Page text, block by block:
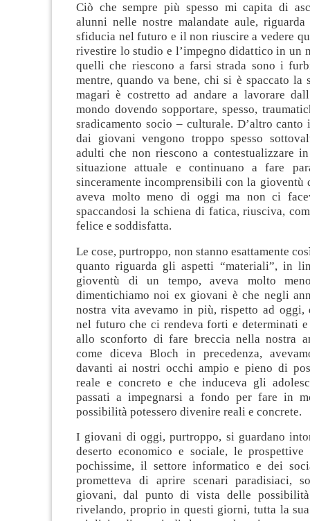
Ciò che sempre più spesso mi capita di
alunni nelle nostre malandate aule,
sfiducia nel futuro e il non riuscire a vedere
rivestire lo studio e l’impegno didattico in un
quelli che riescono a farsi strada sono i
mentre, quando va bene, chi si è spaccato la
magari è costretto ad andare a lavorare
mondo dovendo sopportare, spesso,
sradicamento socio – culturale. D’altro
dai giovani vengono troppo spesso
adulti che non riescono a contestualizzare
situazione attuale e continuano a fare
sinceramente incomprensibili con la gioventù
aveva molto meno di oggi ma non ci
spaccandosi la schiena di fatica, riusciva,
felice e soddisfatta.
Le cose, purtroppo, non stanno esattamente
quanto riguarda gli aspetti “materiali”, in
gioventù di un tempo, aveva molto
dimentichiamo noi ex giovani è che negli
nostra vita avevamo in più, rispetto ad oggi,
nel futuro che ci rendeva forti e determinati
allo sconforto di fare breccia nella nostra
come diceva Bloch in precedenza,
davanti ai nostri occhi ampio e pieno di
reale e concreto e che induceva gli
passati a impegnarsi a fondo per fare in
possibilità potessero divenire reali e concrete.
I giovani di oggi, purtroppo, si guardano
deserto economico e sociale, le
pochissime, il settore informatico e dei
prometteva di aprire scenari paradisiaci,
giovani, dal punto di vista delle
rivelando, proprio in questi giorni, tutta la